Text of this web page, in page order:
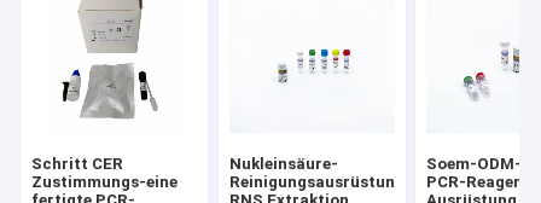
Schritt CER
Zustimmungs-eine
Nukleinsäure-
Reinigungsausrüstung
Soem-ODM-
PCR-Reagens-